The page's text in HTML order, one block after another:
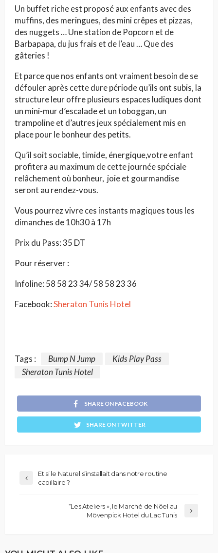
Un buffet riche est proposé aux enfants avec des
muffins, des meringues, des mini crêpes et pizzas,
des nuggets … Une station de Popcorn et de
Barbapapa, du jus frais et de l’eau … Que des
gâteries !
Et parce que nos enfants ont vraiment besoin de se
défouler après cette dure période qu’ils ont subis, la
structure leur offre plusieurs espaces ludiques dont
un mini-mur d’escalade et un toboggan, un
trampoline et d’autres jeux spécialement mis en
place pour le bonheur des petits.
Qu’il soit sociable, timide, énergique,votre enfant
profitera au maximum de cette journée spéciale
relâchement où bonheur, joie et gourmandise
seront au rendez-vous.
Vous pourrez vivre ces instants magiques tous les
dimanches de 10h30 à 17h
Prix du Pass: 35 DT
Pour réserver :
Infoline: 58 58 23 34/ 58 58 23 36
Facebook:Sheraton Tunis Hotel
Tags : Bump N Jump
Kids Play Pass
Sheraton Tunis Hotel
SHARE ON FACEBOOK
SHARE ON TWITTER
Et si le Naturel s’installait dans notre routine
capillaire ?
“Les Ateliers », le Marché de Nöel au
Mövenpick Hotel du Lac Tunis